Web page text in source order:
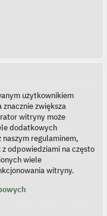
użytkownikiem
zwiększa
witryny może
dodatkowych
regulaminem,
odpowiedziami na często
wiele
witryny.